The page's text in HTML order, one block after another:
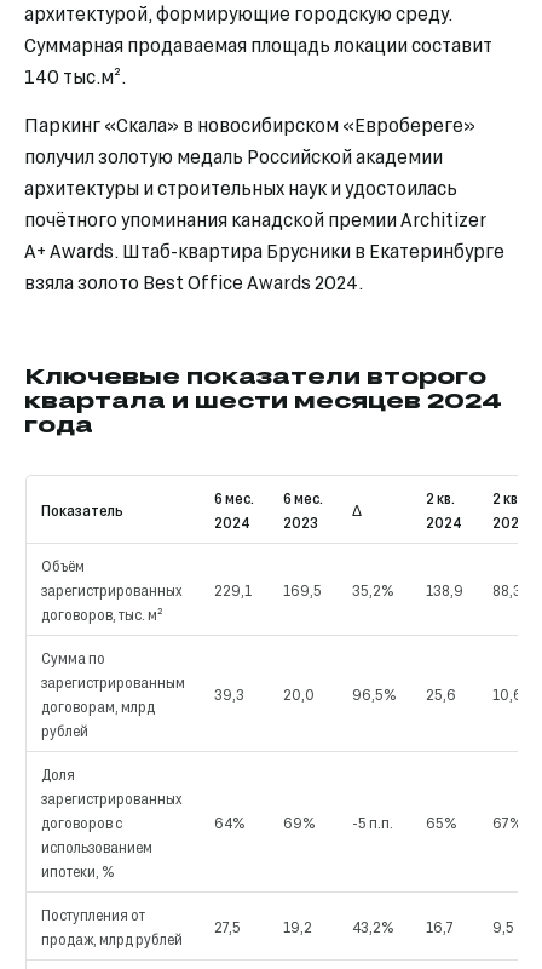
архитектурой, формирующие городскую среду.
Суммарная продаваемая площадь локации составит
140 тыс.м².
Паркинг «Скала» в новосибирском «Евробереге»
получил золотую медаль Российской академии
архитектуры и строительных наук и удостоилась
почётного упоминания канадской премии Architizer
A+ Awards. Штаб-квартира Брусники в Екатеринбурге
взяла золото Best Office Awards 2024.
Ключевые показатели второго
квартала и шести месяцев 2024
года
Показатель
6 мес.
2024
6 мес.
2023
Δ
2 кв.
2024
2 кв.
2023
Объём
зарегистрированных
договоров, тыс. м²
229,1 169,5 35,2% 138,9 88,3
Сумма по
зарегистрированным
договорам, млрд
рублей
39,3 20,0 96,5% 25,6 10,6
Доля
зарегистрированных
договоров с
использованием
ипотеки, %
64% 69% -5 п.п. 65% 67%
Поступления от
продаж, млрд рублей
27,5 19,2 43,2% 16,7 9,5